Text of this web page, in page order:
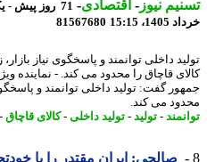
نیوز-اقتصادی-
15:15
81567680
داخلی توانمند و پاسخگوی نیاز بازار،
قاچاق را محدود می کند. - نماینده ویژه
گفت: تولید داخلی توانمند و پاسخگوی
می کند.
-تولید-تولید داخلی -کالای قاچاق-
صالحی: ایران مقتدر را با